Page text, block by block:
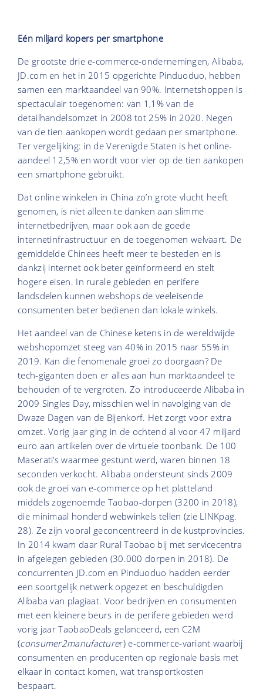
Eén miljard kopers per smartphone
De grootste drie e-commerce-ondernemingen, Alibaba,
JD.com en het in 2015 opgerichte Pinduoduo, hebben
samen een marktaandeel van 90%. Internetshoppen is
spectaculair toegenomen: van 1,1% van de
detailhandelsomzet in 2008 tot 25% in 2020. Negen
van de tien aankopen wordt gedaan per smartphone.
Ter vergelijking: in de Verenigde Staten is het online-
aandeel 12,5% en wordt voor vier op de tien aankopen
een smartphone gebruikt.
Dat online winkelen in China zo’n grote vlucht heeft
genomen, is niet alleen te danken aan slimme
internetbedrijven, maar ook aan de goede
internetinfrastructuur en de toegenomen welvaart. De
gemiddelde Chinees heeft meer te besteden en is
dankzij internet ook beter geïnformeerd en stelt
hogere eisen. In rurale gebieden en perifere
landsdelen kunnen webshops de veeleisende
consumenten beter bedienen dan lokale winkels.
Het aandeel van de Chinese ketens in de wereldwijde
webshopomzet steeg van 40% in 2015 naar 55% in
2019. Kan die fenomenale groei zo doorgaan? De
tech-giganten doen er alles aan hun marktaandeel te
behouden of te vergroten. Zo introduceerde Alibaba in
2009 Singles Day, misschien wel in navolging van de
Dwaze Dagen van de Bijenkorf. Het zorgt voor extra
omzet. Vorig jaar ging in de ochtend al voor 47 miljard
euro aan artikelen over de virtuele toonbank. De 100
Maserati’s waarmee gestunt werd, waren binnen 18
seconden verkocht. Alibaba ondersteunt sinds 2009
ook de groei van e-commerce op het platteland
middels zogenoemde Taobao-dorpen (3200 in 2018),
die minimaal honderd webwinkels tellen (zie LINKpag.
28). Ze zijn vooral geconcentreerd in de kustprovincies.
In 2014 kwam daar Rural Taobao bij met servicecentra
in afgelegen gebieden (30.000 dorpen in 2018). De
concurrenten JD.com en Pinduoduo hadden eerder
een soortgelijk netwerk opgezet en beschuldigden
Alibaba van plagiaat. Voor bedrijven en consumenten
met een kleinere beurs in de perifere gebieden werd
vorig jaar TaobaoDeals gelanceerd, een C2M
(consumer2manufacturer) e-commerce-variant waarbij
consumenten en producenten op regionale basis met
elkaar in contact komen, wat transportkosten
bespaart.